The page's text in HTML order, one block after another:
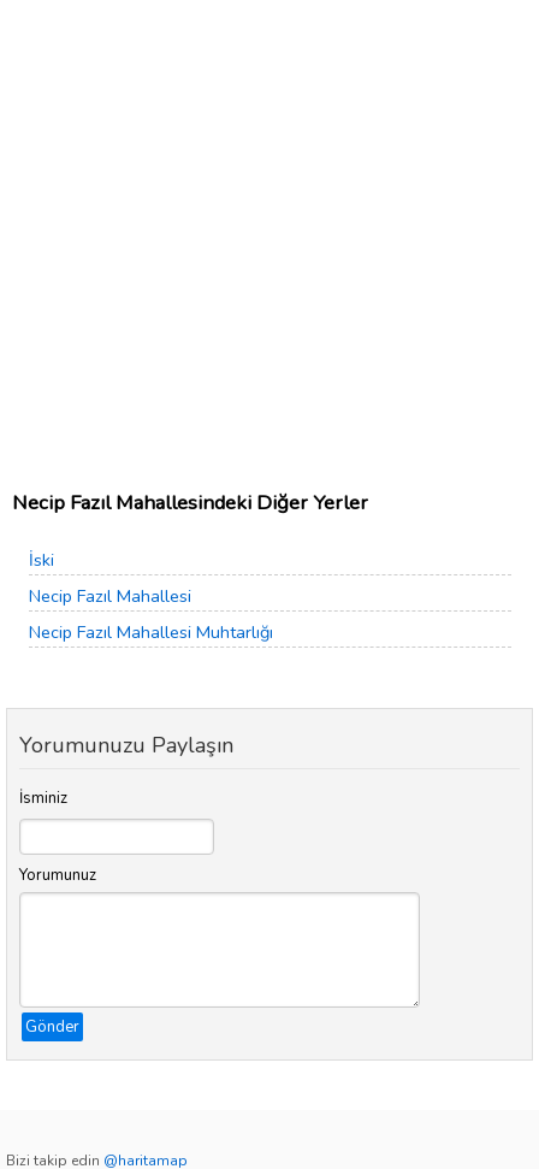
Necip Fazıl Mahallesindeki Diğer Yerler
İski
Necip Fazıl Mahallesi
Necip Fazıl Mahallesi Muhtarlığı
Yorumunuzu Paylaşın
İsminiz
Yorumunuz
Gönder
Bizi takip edin @haritamap